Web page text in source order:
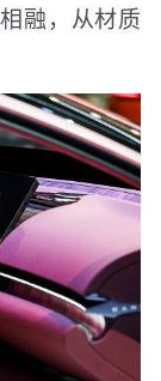
融，从材质